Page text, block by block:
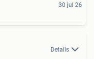
30 jul 26
Details